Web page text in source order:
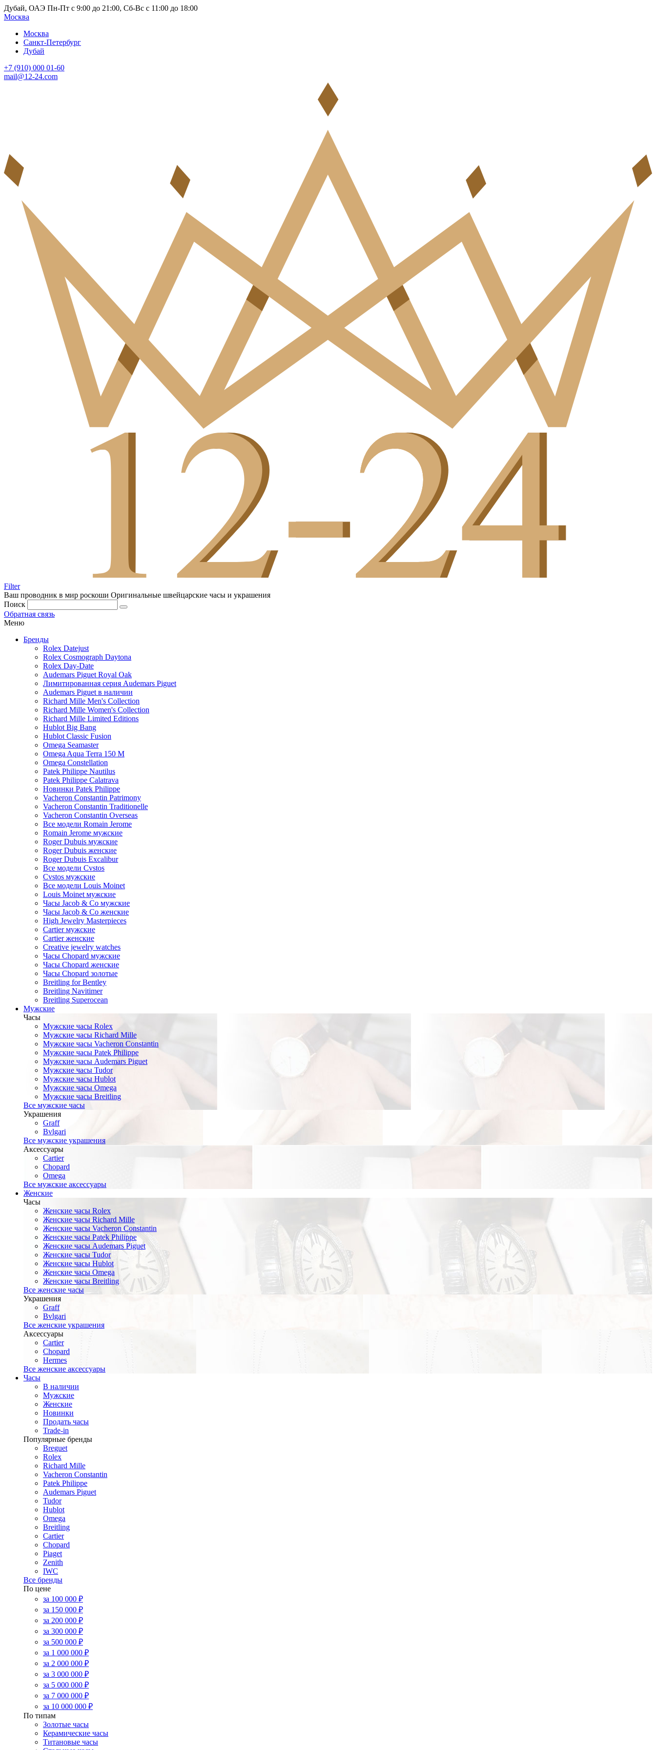
Дубай, ОАЭ Пн-Пт с 9:00 до 21:00, Сб-Вс с 11:00 до 18:00
Москва
Москва
Санкт-Петербург
Дубай
+7 (910) 000 01-60
mail@12-24.com
Filter
Ваш проводник в мир роскоши Оригинальные швейцарские часы и украшения
Поиск
Обратная связь
Меню
Бренды
Rolex Datejust
Rolex Cosmograph Daytona
Rolex Day-Date
Audemars Piguet Royal Oak
Лимитированная серия Audemars Piguet
Audemars Piguet в наличии
Richard Mille Men's Collection
Richard Mille Women's Collection
Richard Mille Limited Editions
Hublot Big Bang
Hublot Classic Fusion
Omega Seamaster
Omega Aqua Terra 150 M
Omega Constellation
Patek Philippe Nautilus
Patek Philippe Calatrava
Новинки Patek Philippe
Vacheron Constantin Patrimony
Vacheron Constantin Traditionelle
Vacheron Constantin Overseas
Все модели Romain Jerome
Romain Jerome мужские
Roger Dubuis мужские
Roger Dubuis женские
Roger Dubuis Excalibur
Все модели Cvstos
Cvstos мужские
Все модели Louis Moinet
Louis Moinet мужские
Часы Jacob & Co мужские
Часы Jacob & Co женские
High Jewelry Masterpieces
Cartier мужские
Cartier женские
Creative jewelry watches
Часы Chopard мужские
Часы Сhopard женские
Часы Сhopard золотые
Breitling for Bentley
Breitling Navitimer
Breitling Superocean
Мужские
Часы
Мужские часы Rolex
Мужские часы Richard Mille
Мужские часы Vacheron Constantin
Мужские часы Patek Philippe
Мужские часы Audemars Piguet
Мужские часы Tudor
Мужские часы Hublot
Мужские часы Omega
Мужские часы Breitling
Все мужские часы
Украшения
Graff
Bvlgari
Все мужские украшения
Аксессуары
Cartier
Chopard
Omega
Все мужские аксессуары
Женские
Часы
Женские часы Rolex
Женские часы Richard Mille
Женские часы Vacheron Constantin
Женские часы Patek Philippe
Женские часы Audemars Piguet
Женские часы Tudor
Женские часы Hublot
Женские часы Omega
Женские часы Breitling
Все женские часы
Украшения
Graff
Bvlgari
Все женские украшения
Аксессуары
Cartier
Chopard
Hermes
Все женские аксессуары
Часы
В наличии
Мужские
Женские
Новинки
Продать часы
Trade-in
Популярные бренды
Breguet
Rolex
Richard Mille
Vacheron Constantin
Patek Philippe
Audemars Piguet
Tudor
Hublot
Omega
Breitling
Cartier
Chopard
Piaget
Zenith
IWC
Все бренды
По цене
за 100 000 ₽
за 150 000 ₽
за 200 000 ₽
за 300 000 ₽
за 500 000 ₽
за 1 000 000 ₽
за 2 000 000 ₽
за 3 000 000 ₽
за 5 000 000 ₽
за 7 000 000 ₽
за 10 000 000 ₽
По типам
Золотые часы
Керамические часы
Титановые часы